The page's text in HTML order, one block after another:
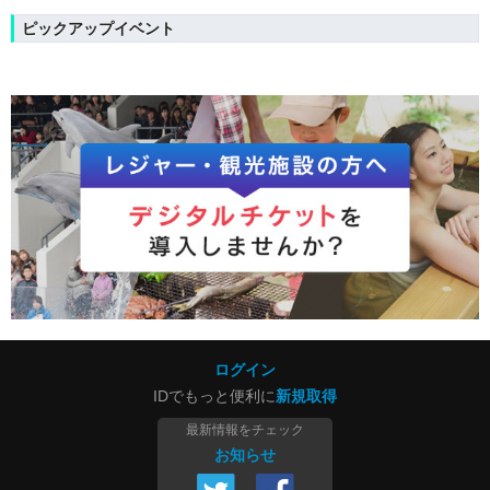
ピックアップイベント
ログイン
IDでもっと便利に新規取得
最新情報をチェック
お知らせ